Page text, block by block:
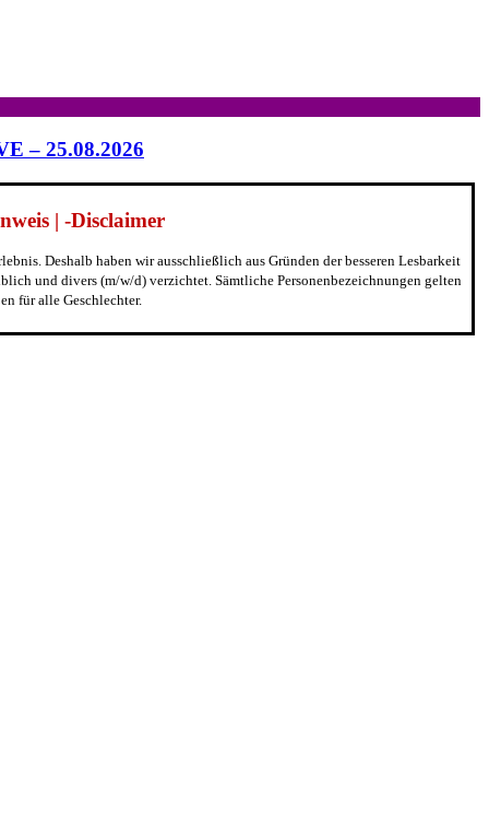
– 25.08.2026
| -Disclaimer
Deshalb haben wir ausschließlich aus Gründen der besseren Lesbarkeit
und divers (m/w/d) verzichtet. Sämtliche Personenbezeichnungen gelten
für alle Geschlechter.